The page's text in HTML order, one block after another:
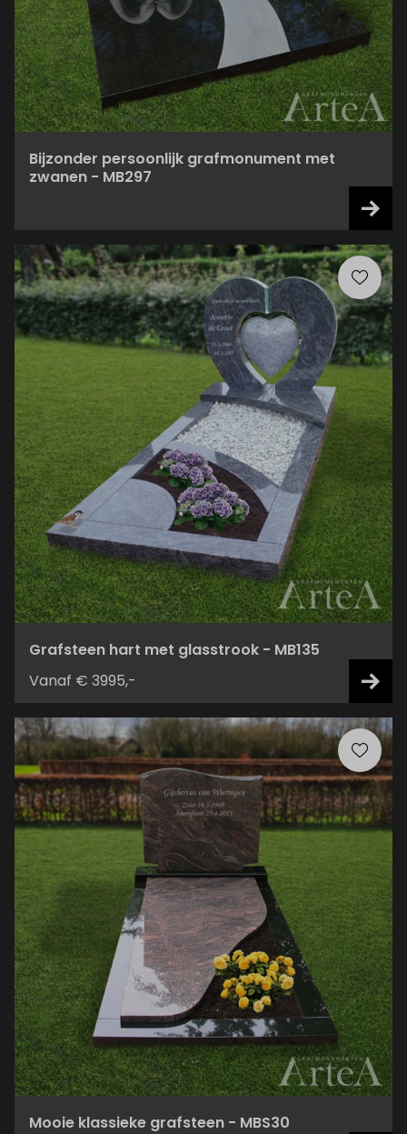
Bijzonder persoonlijk grafmonument met
zwanen - MB297
Grafsteen hart met glasstrook - MB135
Vanaf € 3995,-
Mooie klassieke grafsteen - MBS30